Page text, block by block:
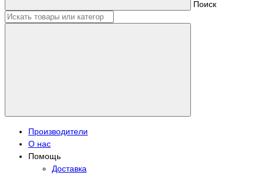
Поиск
Производители
О нас
Помощь
Доставка